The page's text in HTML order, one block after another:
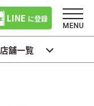
LINE に登録
店舗一覧